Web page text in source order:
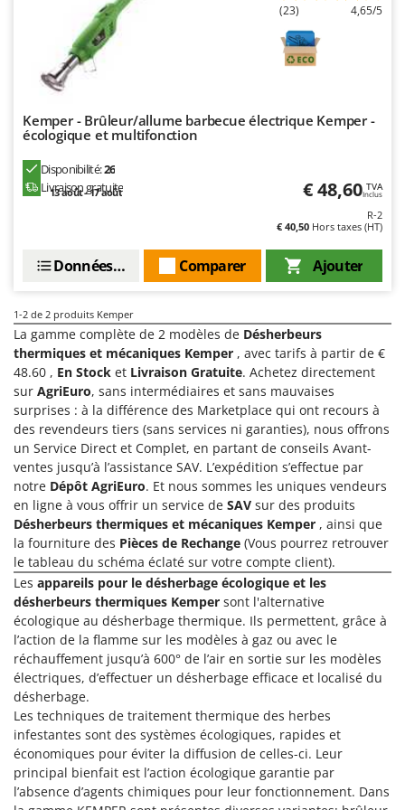
Désherbeurs thermiques et mécaniques
Déshumidificateurs
Draineuses
E
Échelles en aluminium
Effaroucheurs d'oiseaux
Effeuilleuses pour olives
Égreneuses à maïs
Électropompes pour la maison et le jardin
Éleveuses artificielles pour poussins
Enfouisseurs de pierres
Enrouleurs de filets pour olives
Épareuses pour tracteur
Épépineuses
Équipements de protection des voies respiratoires
F
Fendeuses à bois
Filets pour la Récolte des olives
Filtres pour vin et huile
Floconneuses
Fouloirs - Égrappoirs
Fourches pour tracteur
Fours d'extérieur - intérieur pour pizza et cuisine
Fours électriques
Fraises à neige
Fraises rotatives pour tracteur
Friteuses sans huile
G
Générateurs d'air chaud
Godets à terre basculants pour tracteur
Brumi
BullMach
C
C.EL.ME.
Calory Forni
Campagnola
Castellari
Ceccato Olindo
Char-Broil
Classe
Clementi
Cofra
Comet
Cresco
Cruccolini
CTEK
D
Dal Degan
DCG
Deca
DeWalt
Di Martino
Diavola Pro
Diesse
Docma
Dominion
Dreame
(23) 4,65/5
Kemper - Brûleur/allume barbecue électrique Kemper -
écologique et multifonction
Disponibilité:26
Livraison gratuite
13 août - 17 août € 48,60 TVA
Inclus
R-2
€ 40,50 Hors taxes (HT)
Ajouter
Comparer
Données techniques
1-2 de 2 produits Kemper
La gamme complète de 2 modèles de Désherbeurs
thermiques et mécaniques Kemper , avec tarifs à partir de €
48.60 , En Stock et Livraison Gratuite. Achetez directement
sur AgriEuro, sans intermédiaires et sans mauvaises
surprises : à la différence des Marketplace qui ont recours à
des revendeurs tiers (sans services ni garanties), nous offrons
un Service Direct et Complet, en partant de conseils Avant-
ventes jusqu’à l’assistance SAV. L’expédition s’effectue par
notre Dépôt AgriEuro. Et nous sommes les uniques vendeurs
en ligne à vous offrir un service de SAV sur des produits
Désherbeurs thermiques et mécaniques Kemper , ainsi que
la fourniture des Pièces de Rechange (Vous pourrez retrouver
le tableau du schéma éclaté sur votre compte client).
Les appareils pour le désherbage écologique et les
désherbeurs thermiques Kemper sont l'alternative
écologique au désherbage thermique. Ils permettent, grâce à
l’action de la flamme sur les modèles à gaz ou avec le
réchauffement jusqu’à 600° de l’air en sortie sur les modèles
électriques, d’effectuer un désherbage efficace et localisé du
désherbage.
Les techniques de traitement thermique des herbes
infestantes sont des systèmes écologiques, rapides et
économiques pour éviter la diffusion de celles-ci. Leur
principal bienfait est l’action écologique garantie par
l’absence d’agents chimiques pour leur fonctionnement. Dans